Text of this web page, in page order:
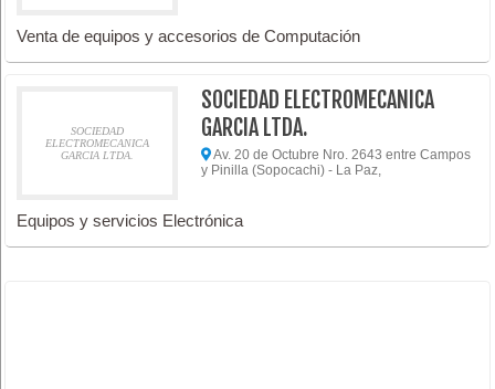
Venta de equipos y accesorios de Computación
SOCIEDAD
ELECTROMECANICA
GARCIA LTDA.
SOCIEDAD ELECTROMECANICA
GARCIA LTDA.
Av. 20 de Octubre Nro. 2643 entre Campos
y Pinilla (Sopocachi) - La Paz,
Equipos y servicios Electrónica